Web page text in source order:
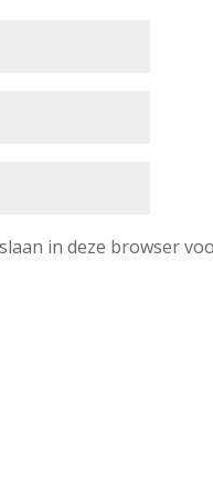
in deze browser